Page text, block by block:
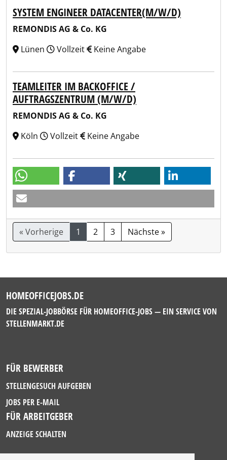
SYSTEM ENGINEER DATACENTER(M/W/D)
REMONDIS AG & Co. KG
Lünen
Vollzeit Keine Angabe
TEAMLEITER IM BACKOFFICE /
AUFTRAGSZENTRUM (M/W/D)
REMONDIS AG & Co. KG
Köln
Vollzeit Keine Angabe
« Vorherige 1 2 3 Nächste »
HOMEOFFICEJOBS.DE
DIE SPEZIAL-JOBBÖRSE FÜR HOMEOFFICE-JOBS — EIN SERVICE VON
STELLENMARKT.DE
FÜR BEWERBER
STELLENGESUCH AUFGEBEN
JOBS PER E-MAIL
FÜR ARBEITGEBER
ANZEIGE SCHALTEN